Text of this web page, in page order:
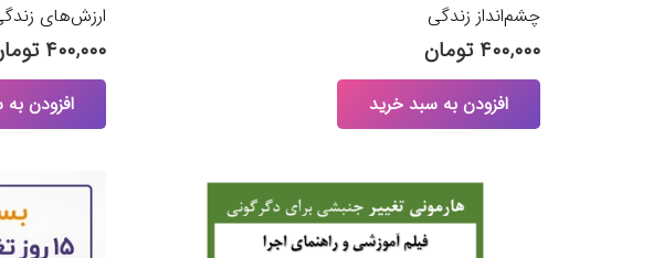
چشم‌انداز زندگی
۴۰۰,۰۰۰ تومان
افزودن به سبد خرید
ارزش‌های
۴۰۰,۰۰۰
افزودن